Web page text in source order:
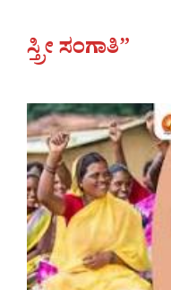
ಸ್ತ್ರೀ ಸಂಗಾತಿ”